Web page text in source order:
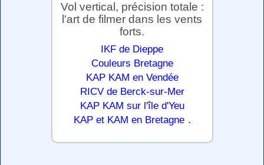
Vol vertical, précision totale :
l'art de filmer dans les vents
forts.
IKF de Dieppe
Couleurs Bretagne
KAP KAM en Vendée
RICV de Berck-sur-Mer
KAP KAM sur l'île d'Yeu
KAP et KAM en Bretagne .